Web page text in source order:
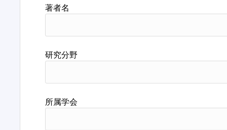
著者名
研究分野
所属学会